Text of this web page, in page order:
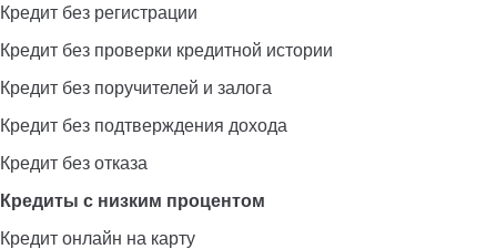
Кредит без регистрации
Кредит без проверки кредитной истории
Кредит без поручителей и залога
Кредит без подтверждения дохода
Кредит без отказа
Кредиты с низким процентом
Кредит онлайн на карту